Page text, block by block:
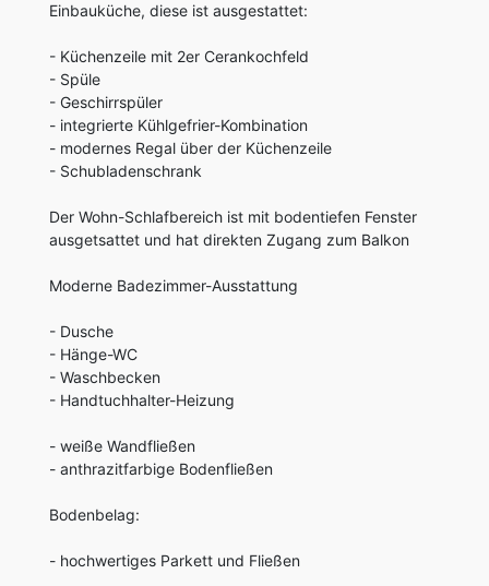
Einbauküche, diese ist ausgestattet:
- Küchenzeile mit 2er Cerankochfeld
- Spüle
- Geschirrspüler
- integrierte Kühlgefrier-Kombination
- modernes Regal über der Küchenzeile
- Schubladenschrank
Der Wohn-Schlafbereich ist mit bodentiefen Fenster
ausgetsattet und hat direkten Zugang zum Balkon
Moderne Badezimmer-Ausstattung
- Dusche
- Hänge-WC
- Waschbecken
- Handtuchhalter-Heizung
- weiße Wandfließen
- anthrazitfarbige Bodenfließen
Bodenbelag:
- hochwertiges Parkett und Fließen